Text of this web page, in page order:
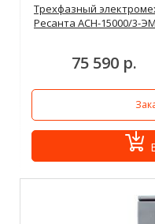
Трехфазный
Ресанта АСН-15000/3-ЭМ
75 590 р.